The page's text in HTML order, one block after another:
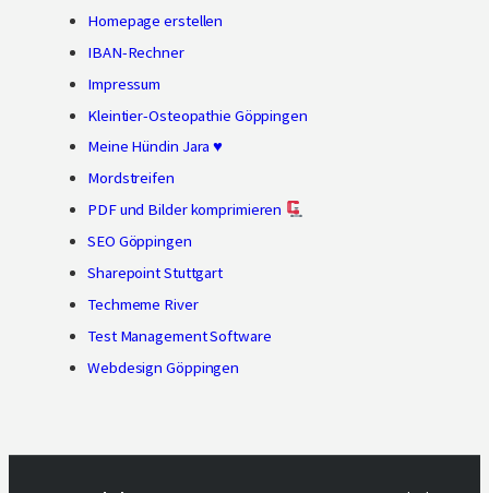
Homepage erstellen
IBAN-Rechner
Impressum
Kleintier-Osteopathie Göppingen
Meine Hündin Jara ♥
Mordstreifen
PDF und Bilder komprimieren
SEO Göppingen
Sharepoint Stuttgart
Techmeme River
Test Management Software
Webdesign Göppingen